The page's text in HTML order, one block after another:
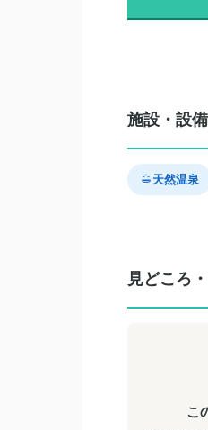
施設・設備
天然温泉
見どころ
こ